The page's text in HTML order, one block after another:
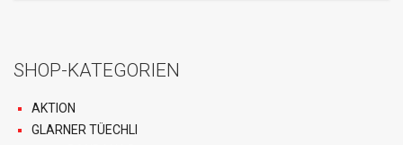
SHOP-KATEGORIEN
AKTION
GLARNER TÜECHLI